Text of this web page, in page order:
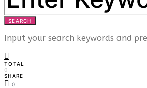
SEARCH
Input your search keywords and
TOTAL
0
SHARE
0